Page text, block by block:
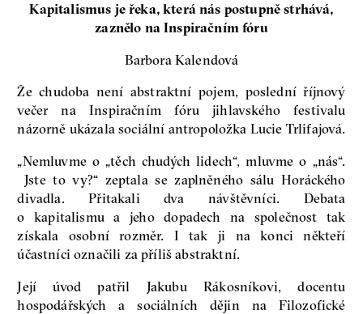
Kapitalismus je řeka, která nás postupně strhává,
zaznělo na Inspiračním fóru
Barbora Kalendová
Že chudoba není abstraktní pojem, poslední říjnový
večer na Inspiračním fóru jihlavského festivalu
názorně ukázala sociální antropoložka Lucie Trlifajová.
„Nemluvme o „těch chudých lidech“, mluvme o „nás“.
Jste to vy?“ zeptala se zaplněného sálu Horáckého
divadla. Přitakali dva návštěvníci. Debata
o kapitalismu a jeho dopadech na společnost tak
získala osobní rozměr. I tak ji na konci někteří
účastníci označili za příliš abstraktní.
Její úvod patřil Jakubu Rákosníkovi, docentu
hospodářských a sociálních dějin na Filozofické